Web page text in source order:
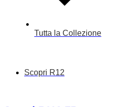
Tutta la Collezione
Scopri R12